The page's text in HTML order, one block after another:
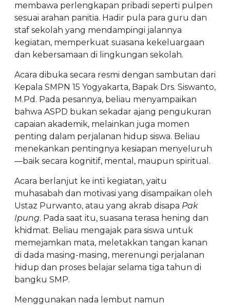
membawa perlengkapan pribadi seperti pulpen
sesuai arahan panitia. Hadir pula para guru dan
staf sekolah yang mendampingi jalannya
kegiatan, memperkuat suasana kekeluargaan
dan kebersamaan di lingkungan sekolah.
Acara dibuka secara resmi dengan sambutan dari
Kepala SMPN 15 Yogyakarta, Bapak Drs. Siswanto,
M.Pd. Pada pesannya, beliau menyampaikan
bahwa ASPD bukan sekadar ajang pengukuran
capaian akademik, melainkan juga momen
penting dalam perjalanan hidup siswa. Beliau
menekankan pentingnya kesiapan menyeluruh
—baik secara kognitif, mental, maupun spiritual.
Acara berlanjut ke inti kegiatan, yaitu
muhasabah dan motivasi yang disampaikan oleh
Ustaz Purwanto, atau yang akrab disapa Pak
Ipung. Pada saat itu, suasana terasa hening dan
khidmat. Beliau mengajak para siswa untuk
memejamkan mata, meletakkan tangan kanan
di dada masing-masing, merenungi perjalanan
hidup dan proses belajar selama tiga tahun di
bangku SMP.
Menggunakan nada lembut namun